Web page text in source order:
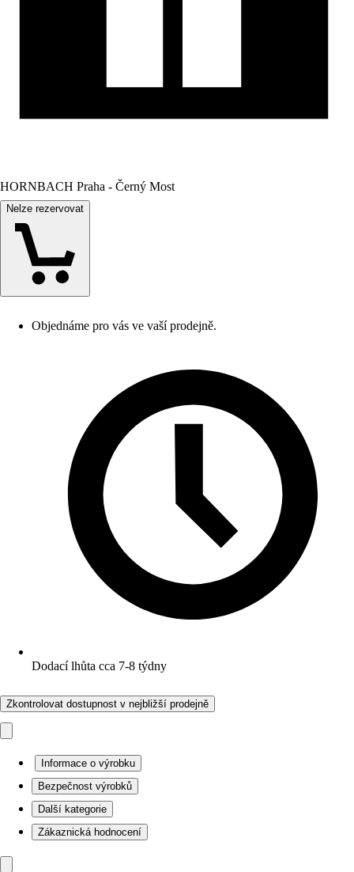
HORNBACH Praha - Černý Most
Nelze rezervovat
Objednáme pro vás ve vaší prodejně.
Dodací lhůta cca 7-8 týdny
Zkontrolovat dostupnost v nejbližší prodejně
Informace o výrobku
Bezpečnost výrobků
Další kategorie
Zákaznická hodnocení